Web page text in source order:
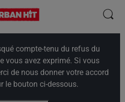
compte-tenu du refus du
vous avez exprimé. Si vous
de nous donner votre accord
le bouton ci-dessous.